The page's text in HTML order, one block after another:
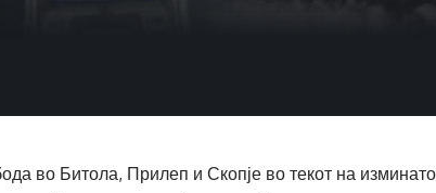
во Битола, Прилеп и Скопје во текот на